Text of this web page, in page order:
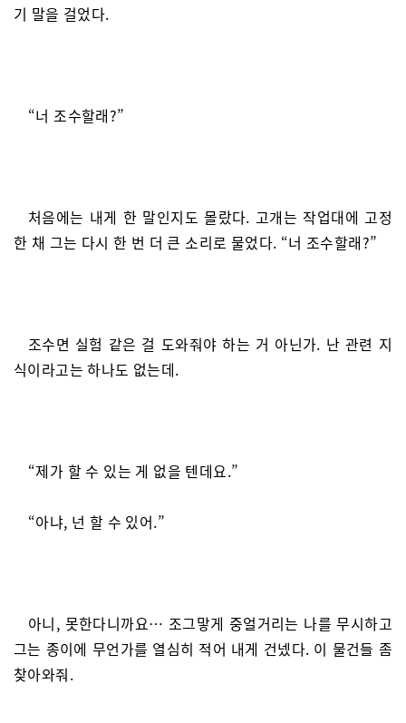
기 말을 걸었다.
“너 조수할래?”
처음에는 내게 한 말인지도 몰랐다. 고개는 작업대에 고정
한 채 그는 다시 한 번 더 큰 소리로 물었다. “너 조수할래?”
조수면 실험 같은 걸 도와줘야 하는 거 아닌가. 난 관련 지
식이라고는 하나도 없는데.
“제가 할 수 있는 게 없을 텐데요.”
“아냐, 넌 할 수 있어.”
아니, 못한다니까요… 조그맣게 중얼거리는 나를 무시하고
그는 종이에 무언가를 열심히 적어 내게 건넸다. 이 물건들 좀
찾아와줘.